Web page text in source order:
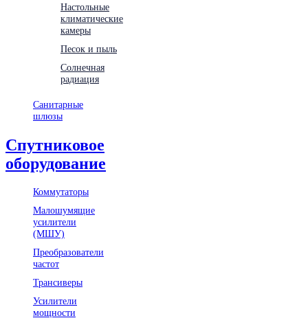
Настольные
климатические
камеры
Песок и пыль
Солнечная
радиация
Санитарные
шлюзы
Спутниковое
оборудование
Коммутаторы
Малошумящие
усилители
(МШУ)
Преобразователи
частот
Трансиверы
Усилители
мощности